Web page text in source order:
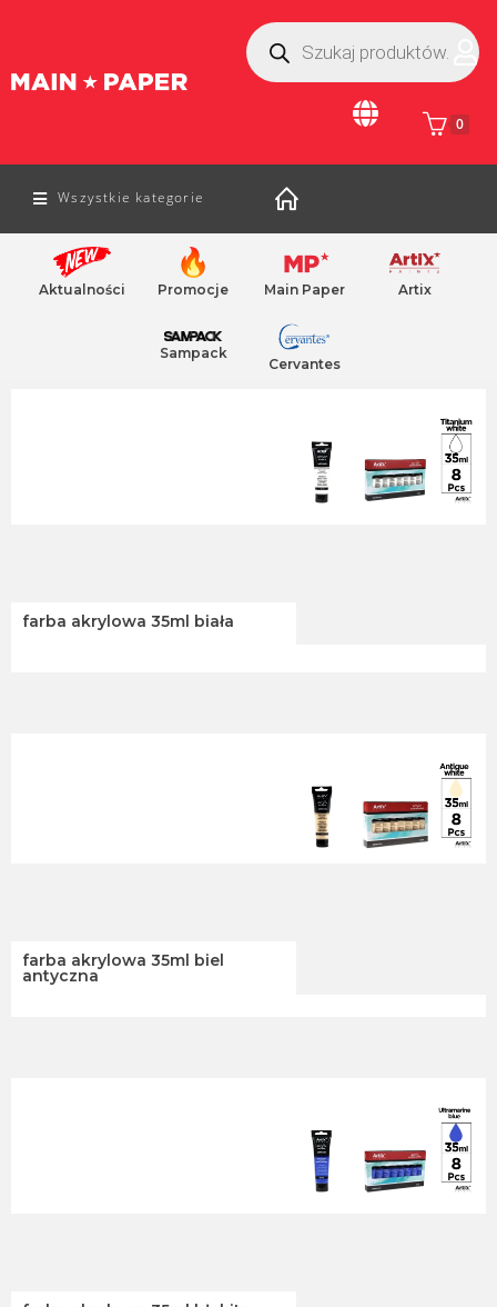
0
Wszystkie kategorie
Aktualności Promocje Main Paper Artix
Sampack
Cervantes
/ farba akrylowa
Farby do szkła i cermiki
farba akrylowa 35ml biała
farba akrylowa 35ml biel
antyczna